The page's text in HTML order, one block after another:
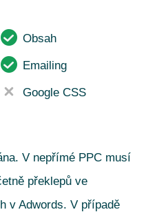
Obsah
Emailing
Google CSS
V nepřímé PPC musí
překlepů ve
v Adwords. V případě